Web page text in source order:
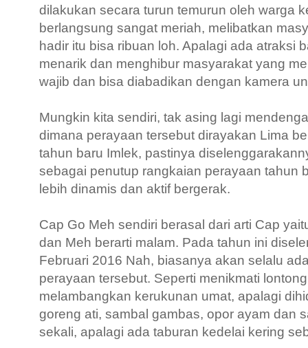
dilakukan secara turun temurun oleh warga
berlangsung sangat meriah, melibatkan
hadir itu bisa ribuan loh. Apalagi ada atraksi
menarik dan menghibur masyarakat yang
wajib dan bisa diabadikan dengan kamera
Mungkin kita sendiri, tak asing lagi
dimana perayaan tersebut dirayakan Lima
tahun baru Imlek, pastinya
sebagai penutup rangkaian perayaan tahun
lebih dinamis dan aktif bergerak.
Cap Go Meh sendiri berasal dari arti Cap
dan Meh berarti malam. Pada tahun ini
Februari 2016 Nah, biasanya akan selalu
perayaan tersebut. Seperti menikmati
melambangkan kerukunan umat, apalagi
goreng ati, sambal gambas, opor ayam dan
sekali, apalagi ada taburan kedelai kering